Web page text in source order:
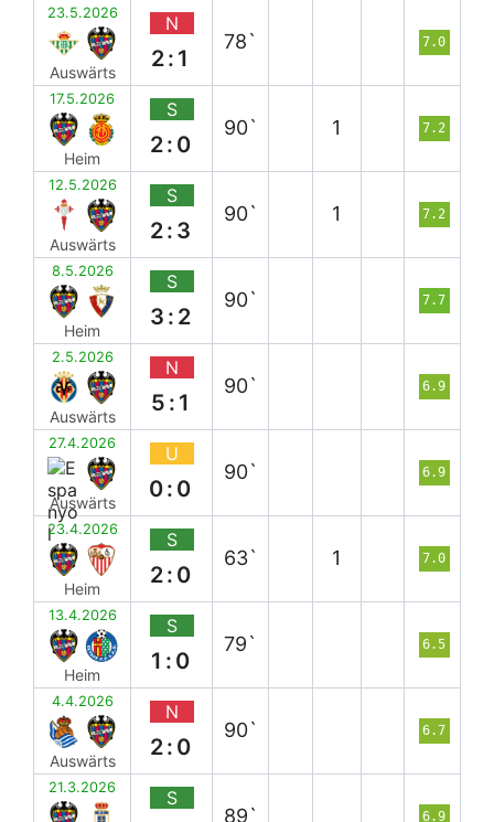
23.5.2026
Auswärts
N
2:1
78` 7.0
17.5.2026
Heim
S
2:0
90` 1 7.2
12.5.2026
Auswärts
S
2:3
90` 1 7.2
8.5.2026
Heim
S
3:2
90` 7.7
2.5.2026
Auswärts
N
5:1
90` 6.9
27.4.2026
Auswärts
U
0:0
90` 6.9
23.4.2026
Heim
S
2:0
63` 1 7.0
13.4.2026
Heim
S
1:0
79` 6.5
4.4.2026
Auswärts
N
2:0
90` 6.7
21.3.2026 S
89` 6.9